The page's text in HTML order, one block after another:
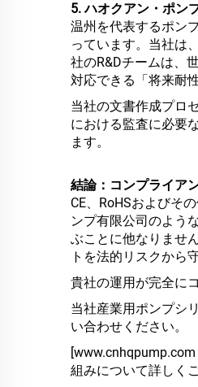
5. ハオクアン・ポン
温州を代表するポン
っています。当社は
社のR&Dチームは、
対応できる「将来耐
当社の文書作成プロ
における監査に必要
ます。
結論：コンプライア
CE、RoHSおよびそ
ンプ有限公司のよう
ぶことに他なりませ
トを法的リスクから
貴社の運用が完全に
当社産業用ポンプシ
い合わせください。
組みについて詳しく